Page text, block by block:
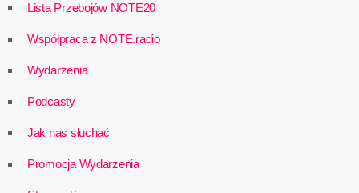
Lista Przebojów NOTE20
Współpraca z NOTE.radio
Wydarzenia
Podcasty
Jak nas słuchać
Promocja Wydarzenia